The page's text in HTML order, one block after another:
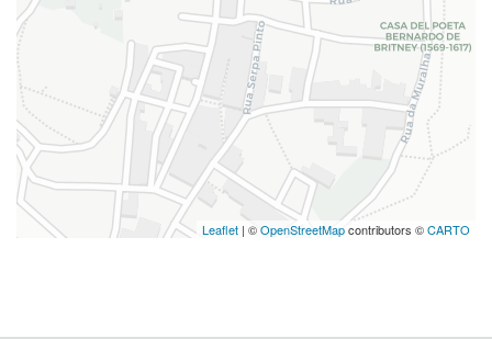
Leaflet | ©OpenStreetMapcontributors ©CARTO